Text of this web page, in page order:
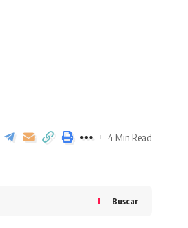
4 Min Read
Buscar